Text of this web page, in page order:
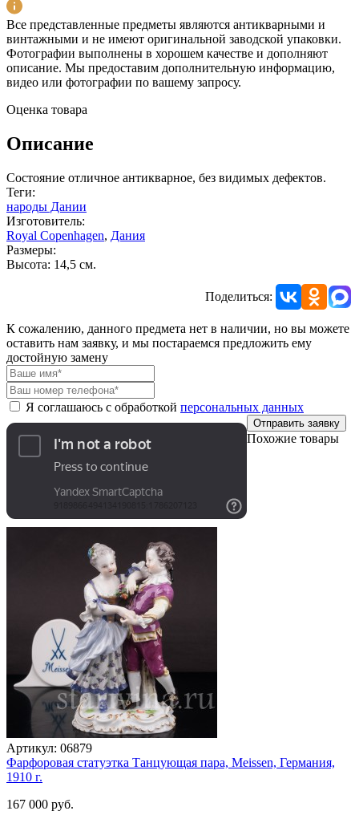
Все представленные предметы являются антикварными и
винтажными и не имеют оригинальной заводской упаковки.
Фотографии выполнены в хорошем качестве и дополняют
описание. Мы предоставим дополнительную информацию,
видео или фотографии по вашему запросу.
Оценка товара
Описание
Состояние отличное антикварное, без видимых дефектов.
Теги:
народы Дании
Изготовитель:
Royal Copenhagen, Дания
Размеры:
Высота: 14,5 см.
Поделиться:
К сожалению, данного предмета нет в наличии, но вы можете
оставить нам заявку, и мы постараемся предложить ему
достойную замену
Я соглашаюсь с обработкой персональных данных
Отправить заявку
Похожие товары
Артикул: 06879
Фарфоровая статуэтка Танцующая пара, Meissen, Германия,
1910 г.
167 000 руб.